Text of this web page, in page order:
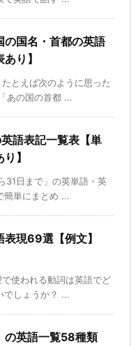
の国名・首都の英語
り】
とえば次のように思った
あの国の首都 ...
語表記一覧表【単
】
31日まで」の英単語・英
簡単にまとめ ...
表現69選【例文】
使われる動詞は英語でど
でしょうか？ ...
の英語一覧58種類